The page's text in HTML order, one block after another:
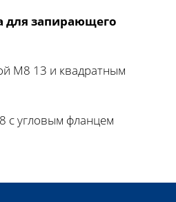
для запирающего
M8 13 и квадратным
с угловым фланцем